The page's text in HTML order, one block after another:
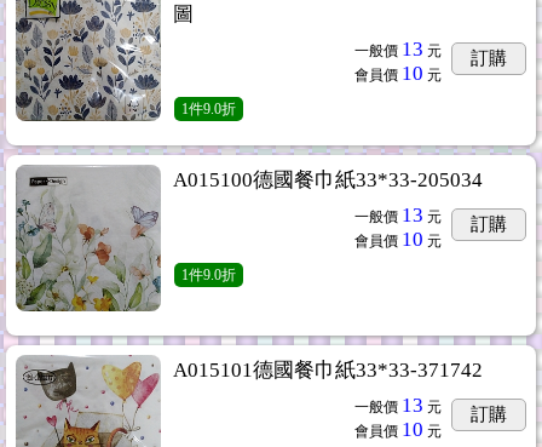
圖
一般價 13 元
會員價 10 元
訂購
1件9.0折
A015100德國餐巾紙33*33-205034
一般價 13 元
會員價 10 元
訂購
1件9.0折
A015101德國餐巾紙33*33-371742
一般價 13 元
會員價 10 元
訂購